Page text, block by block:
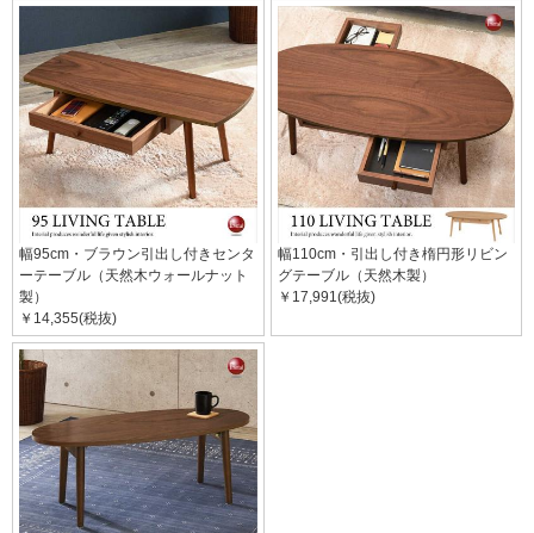
幅95cm・ブラウン引出し付きセンタ
ーテーブル（天然木ウォールナット
製）
￥14,355(税抜)
幅110cm・引出し付き楕円形リビン
グテーブル（天然木製）
￥17,991(税抜)